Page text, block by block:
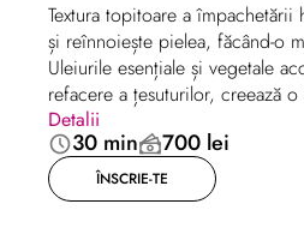
Textura topitoare a împachetării
și reînnoiește pielea, făcând-o
Uleiurile esențiale și vegetale
refacere a țesuturilor, creează
confort.
Detalii
30 min 700 lei
ÎNSCRIE-TE